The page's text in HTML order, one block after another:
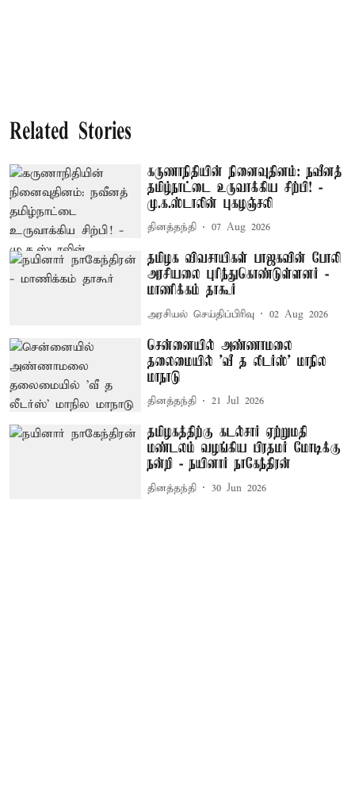
Related Stories
கருணாநிதியின் நினைவுதினம்: நவீனத்
தமிழ்நாட்டை உருவாக்கிய சிற்பி! -
மு.க.ஸ்டாலின் புகழஞ்சலி
தினத்தந்தி 07 Aug 2026
தமிழக விவசாயிகள் பாஜகவின் போலி
அரசியலை புரிந்துகொண்டுள்ளனர் -
மாணிக்கம் தாகூர்
அரசியல் செய்திப்பிரிவு 02 Aug 2026
சென்னையில் அண்ணாமலை
தலைமையில் ’வீ த லீடர்ஸ்’ மாநில
மாநாடு
தினத்தந்தி 21 Jul 2026
தமிழகத்திற்கு கடல்சார் ஏற்றுமதி
மண்டலம் வழங்கிய பிரதமர் மோடிக்கு
நன்றி - நயினார் நாகேந்திரன்
தினத்தந்தி 30 Jun 2026